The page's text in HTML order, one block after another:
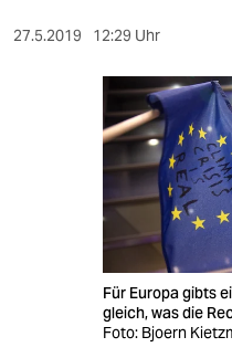
nord
wahrheit
veranstaltungen
fragen & hilfe
unterstützen
27.5.2019 12:29 Uhr
Für Europa gibts
gleich, was die
Foto: Bjoern